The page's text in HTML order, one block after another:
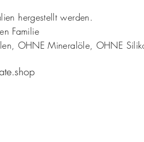
hergestellt werden.
Familie
OHNE Mineralöle, OHNE